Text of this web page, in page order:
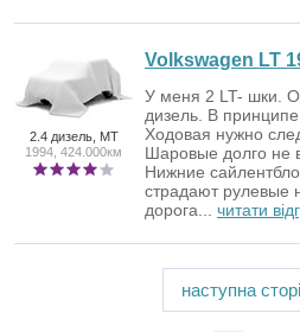
2.4 дизель, MT
1994, 424.000км
Volkswagen LT
У меня 2 LT- шки.
дизель. В
Ходовая нужно
Шаровые долго не
Нижние
страдают рулевые
дорога... читати
наступна